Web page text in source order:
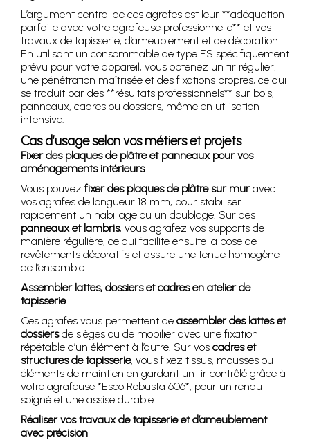
L’argument central de ces agrafes est leur **adéquation
parfaite avec votre agrafeuse professionnelle** et vos
travaux de tapisserie, d’ameublement et de décoration.
En utilisant un consommable de type ES spécifiquement
prévu pour votre appareil, vous obtenez un tir régulier,
une pénétration maîtrisée et des fixations propres, ce qui
se traduit par des **résultats professionnels** sur bois,
panneaux, cadres ou dossiers, même en utilisation
intensive.
Cas d’usage selon vos métiers et projets
Fixer des plaques de plâtre et panneaux pour vos
aménagements intérieurs
Vous pouvez fixer des plaques de plâtre sur muravec
vos agrafes de longueur 18 mm, pour stabiliser
rapidement un habillage ou un doublage. Sur des
panneaux et lambris, vous agrafez vos supports de
manière régulière, ce qui facilite ensuite la pose de
revêtements décoratifs et assure une tenue homogène
de l’ensemble.
Assembler lattes, dossiers et cadres en atelier de
tapisserie
Ces agrafes vous permettent de assembler des lattes et
dossiersde sièges ou de mobilier avec une fixation
répétable d’un élément à l’autre. Sur vos cadres et
structures de tapisserie, vous fixez tissus, mousses ou
éléments de maintien en gardant un tir contrôlé grâce à
votre agrafeuse *Esco Robusta 606*, pour un rendu
soigné et une assise durable.
Réaliser vos travaux de tapisserie et d’ameublement
avec précision